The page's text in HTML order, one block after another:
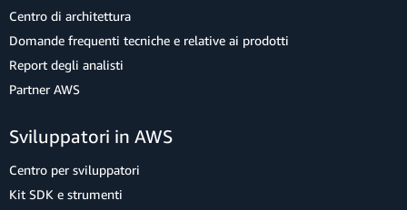
Centro di architettura
Domande frequenti tecniche e relative ai prodotti
Report degli analisti
Partner AWS
Sviluppatori in AWS
Centro per sviluppatori
Kit SDK e strumenti